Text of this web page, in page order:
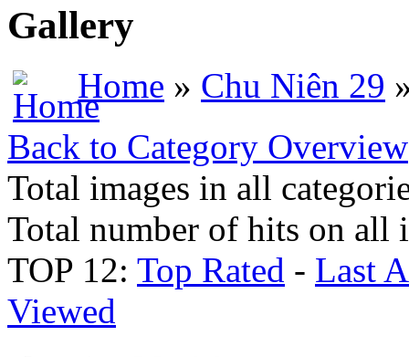
Gallery
Home » Chu Niên 29
Back to Category Overview
Total images in all
Total number of hits on all
TOP 12: Top Rated - Last
Viewed